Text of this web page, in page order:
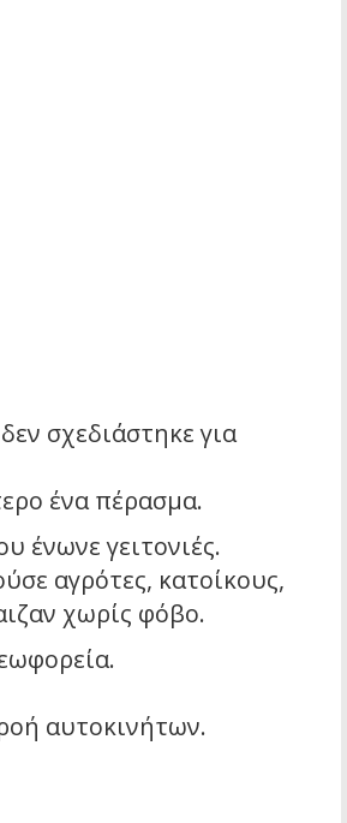
σχεδιάστηκε για
ένα πέρασμα.
ένωνε γειτονιές.
αγρότες, κατοίκους,
χωρίς φόβο.
αυτοκινήτων.